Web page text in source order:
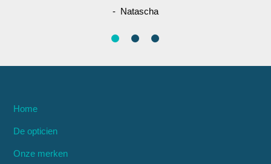
- Natascha
Home
De opticien
Onze merken